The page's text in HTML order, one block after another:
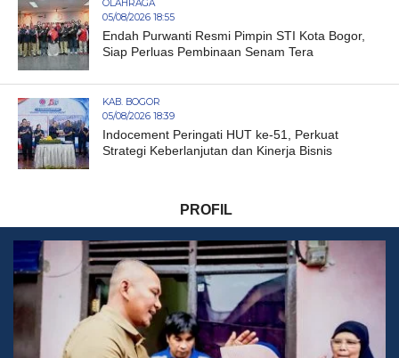
OLAHRAGA
05/08/2026 18:55
Endah Purwanti Resmi Pimpin STI Kota Bogor,
Siap Perluas Pembinaan Senam Tera
KAB. BOGOR
05/08/2026 18:39
Indocement Peringati HUT ke-51, Perkuat
Strategi Keberlanjutan dan Kinerja Bisnis
PROFIL